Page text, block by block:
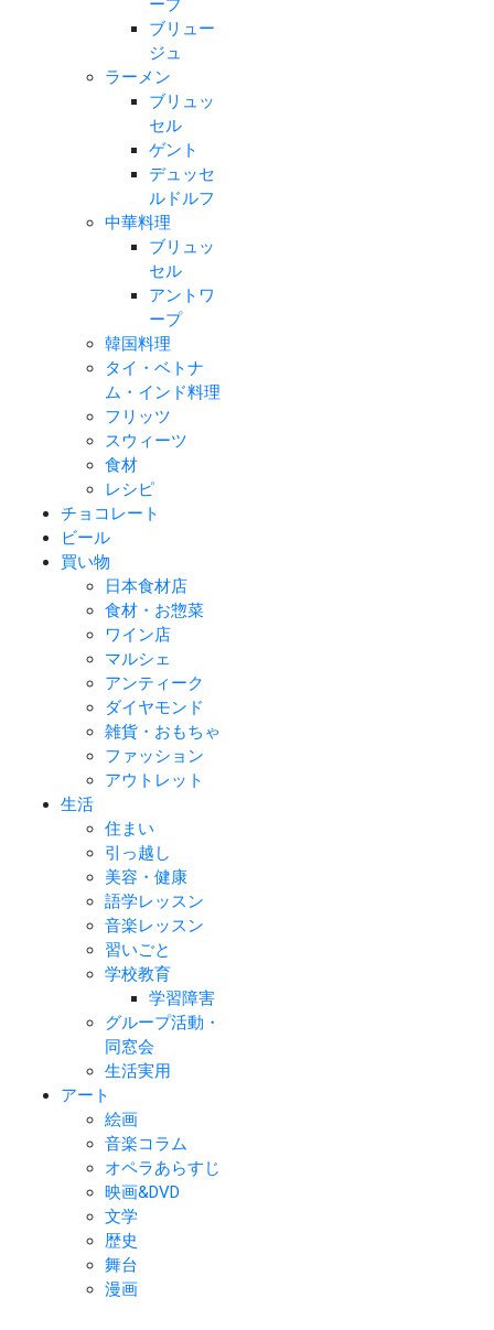
ープ
ブリュー
ジュ
ラーメン
ブリュッ
セル
ゲント
デュッセ
ルドルフ
中華料理
ブリュッ
セル
アントワ
ープ
韓国料理
タイ・ベトナ
ム・インド料理
フリッツ
スウィーツ
食材
レシピ
チョコレート
ビール
買い物
日本食材店
食材・お惣菜
ワイン店
マルシェ
アンティーク
ダイヤモンド
雑貨・おもちゃ
ファッション
アウトレット
生活
住まい
引っ越し
美容・健康
語学レッスン
音楽レッスン
習いごと
学校教育
学習障害
グループ活動・
同窓会
生活実用
アート
絵画
音楽コラム
オペラあらすじ
映画&DVD
文学
歴史
舞台
漫画